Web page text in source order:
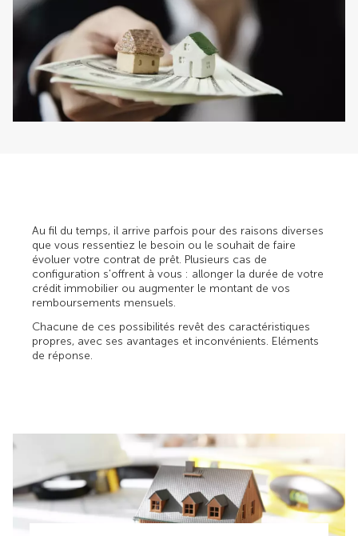
Au fil du temps, il arrive parfois pour des raisons diverses
que vous ressentiez le besoin ou le souhait de faire
évoluer votre contrat de prêt. Plusieurs cas de
configuration s'offrent à vous : allonger la durée de votre
crédit immobilier ou augmenter le montant de vos
remboursements mensuels.
Chacune de ces possibilités revêt des caractéristiques
propres, avec ses avantages et inconvénients. Eléments
de réponse.